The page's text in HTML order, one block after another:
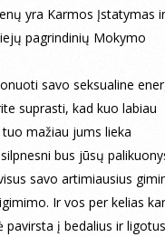
yra Karmos Įstatymas ir
pagrindinių Mokymo
savo seksualine
suprasti, kad kuo labiau
mažiau jums lieka
bus jūsų
savo artimiausius
Ir vos per kelias
į bedalius ir ligotus